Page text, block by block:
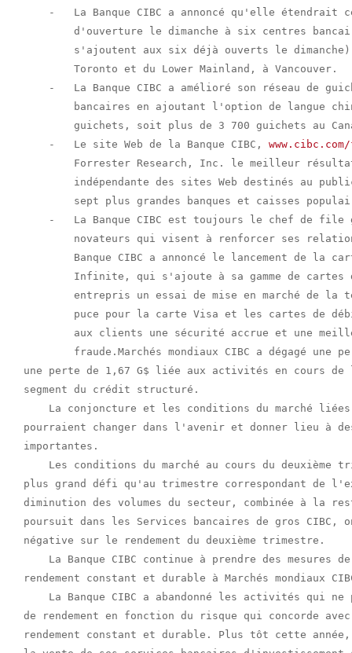
-   La Banque CIBC a annoncé qu'elle étendrait
d'ouverture le dimanche à six centres
s'ajoutent aux six déjà ouverts le
        Toronto et du Lower Mainland, à Vancouver.
-   La Banque CIBC a amélioré son réseau de
bancaires en ajoutant l'option de langue
guichets, soit plus de 3 700 guichets au
    -   Le site Web de la Banque CIBC,